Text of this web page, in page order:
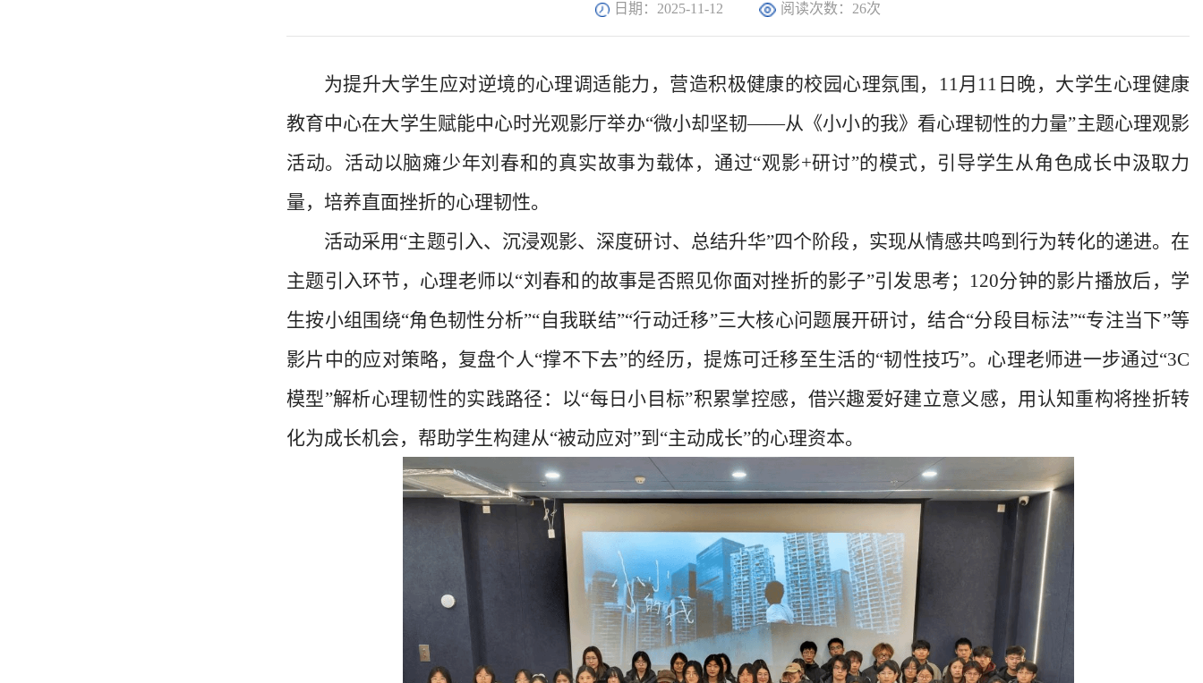
日期：2025-11-12 阅读次数： 26次
为提升大学生应对逆境的心理调适能力，营造积极健康的校园心理氛围， 11月11日晚， 大学生心理健康
教育中心在大学生赋能中心时光观影厅举办“微小却坚韧——从《小小的我》看心理韧性的力量”主题心理观影
活动。活动以脑瘫少年刘春和的真实故事为载体，通过“观影+研讨”的模式，引导学生从角色成长中汲取力
量，培养直面挫折的心理韧性。
活动采用“主题引入、沉浸观影、深度研讨、总结升华”四个阶段，实现从情感共鸣到行为转化的递进。在
主题引入环节，心理老师以“刘春和的故事是否照见你面对挫折的影子”引发思考；120分钟的影片播放后，学
生按小组围绕“角色韧性分析”“自我联结”“行动迁移”三大核心问题展开研讨，结合“分段目标法”“专注当下”等
影片中的应对策略，复盘个人“撑不下去”的经历，提炼可迁移至生活的“韧性技巧”。心理老师进一步通过“3C
模型”解析心理韧性的实践路径：以“每日小目标”积累掌控感，借兴趣爱好建立意义感，用认知重构将挫折转
化为成长机会，帮助学生构建从“被动应对”到“主动成长”的心理资本。